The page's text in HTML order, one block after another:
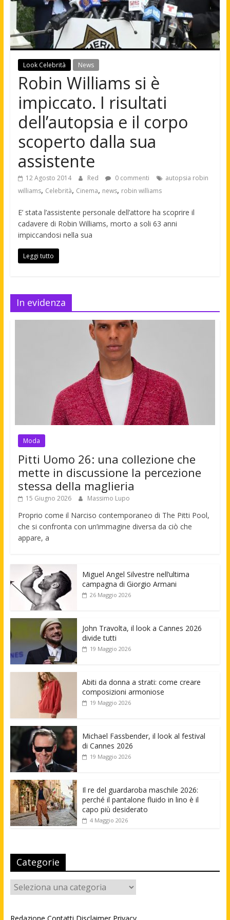
Look Celebrità News
Robin Williams si è
impiccato. I risultati
dell’autopsia e il corpo
scoperto dalla sua
assistente
12 Agosto 2014 Red 0 commenti
autopsia robin
williams, Celebrità, Cinema, news, robin williams
E’ stata l’assistente personale dell’attore ha scoprire il
cadavere di Robin Williams, morto a soli 63 anni
impiccandosi nella sua
Leggi tutto
In evidenza
Moda
Pitti Uomo 26: una collezione che
mette in discussione la percezione
stessa della maglieria
15 Giugno 2026 Massimo Lupo
Proprio come il Narciso contemporaneo di The Pitti Pool,
che si confronta con un’immagine diversa da ciò che
appare, a
Miguel Angel Silvestre nell’ultima
campagna di Giorgio Armani
26 Maggio 2026
John Travolta, il look a Cannes 2026
divide tutti
19 Maggio 2026
Abiti da donna a strati: come creare
composizioni armoniose
19 Maggio 2026
Michael Fassbender, il look al festival
di Cannes 2026
19 Maggio 2026
Il re del guardaroba maschile 2026:
perché il pantalone fluido in lino è il
capo più desiderato
4 Maggio 2026
Categorie
Categorie